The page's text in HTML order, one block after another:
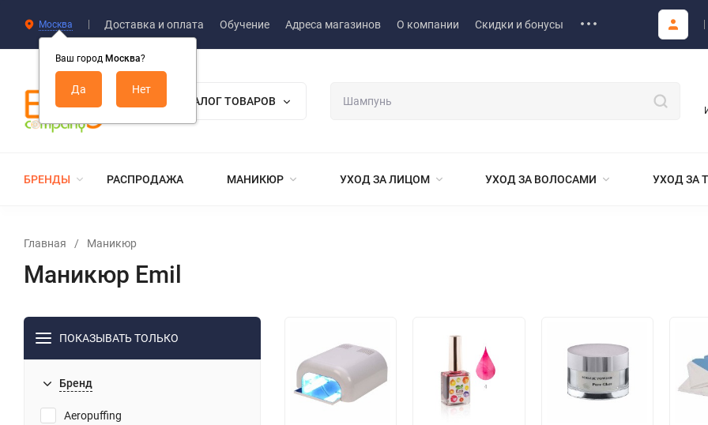
Москва
Ваш город Москва?
Доставка и оплата Обучение Адреса магазинов О компании Скидки и бонусы
КАТАЛОГ ТОВАРОВ
БРЕНДЫ РАСПРОДАЖА МАНИКЮР УХОД ЗА ЛИЦОМ УХОД ЗА ВОЛОСАМИ УХОД ЗА
Главная / Маникюр
Маникюр Emil
ПОКАЗЫВАТЬ ТОЛЬКО
Бренд
Aeropuffing